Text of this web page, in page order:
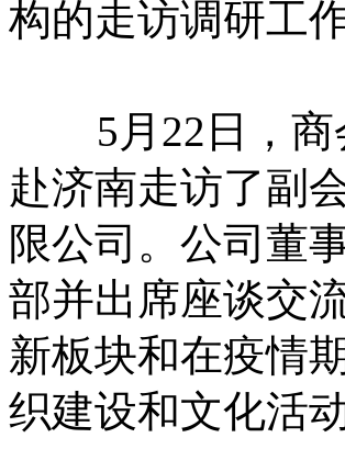
构的走访调研工
5月22日，商
赴济南走访了副
限公司。公司董
部并出席座谈交
新板块和在疫情
织建设和文化活